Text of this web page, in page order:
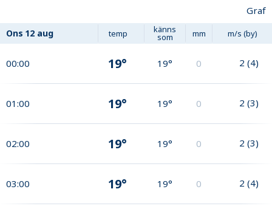
Graf
Ons 12 aug temp känns
som mm m/s (by)
00:00 19° 19° 0 2 (4)
01:00 19° 19° 0 2 (3)
02:00 19° 19° 0 2 (3)
03:00 19° 19° 0 2 (4)